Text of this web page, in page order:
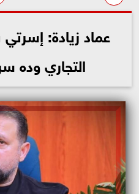
عماد زيادة:
التجاري وده